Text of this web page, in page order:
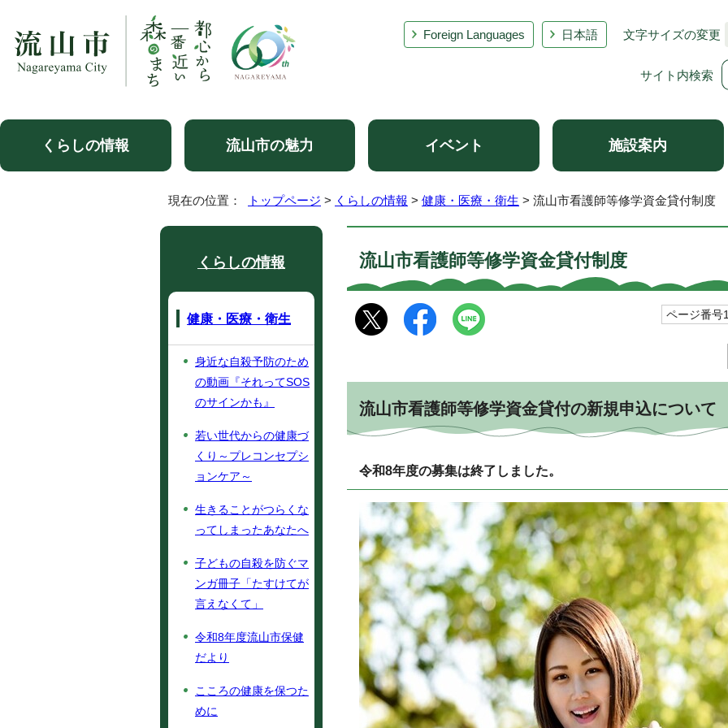
Foreign Languages 日本語 文字サイズの変更
サイト内検索
くらしの情報 流山市の魅力 イベント 施設案内
現在の位置： トップページ > くらしの情報 > 健康・医療・衛生 > 流山市看護師等修学資金貸付制度
流山市看護師等修学資金貸付制度
ページ番号
流山市看護師等修学資金貸付の新規申込につい
令和8年度の募集は終了しました。
くらしの情報
健康・医療・衛生
身近な自殺予防のため
の動画『それってSOS
のサインかも』
若い世代からの健康づ
くり～プレコンセプシ
ョンケア～
生きることがつらくな
ってしまったあなたへ
子どもの自殺を防ぐマ
ンガ冊子「たすけてが
言えなくて」
令和8年度流山市保健
だより
こころの健康を保つた
めに